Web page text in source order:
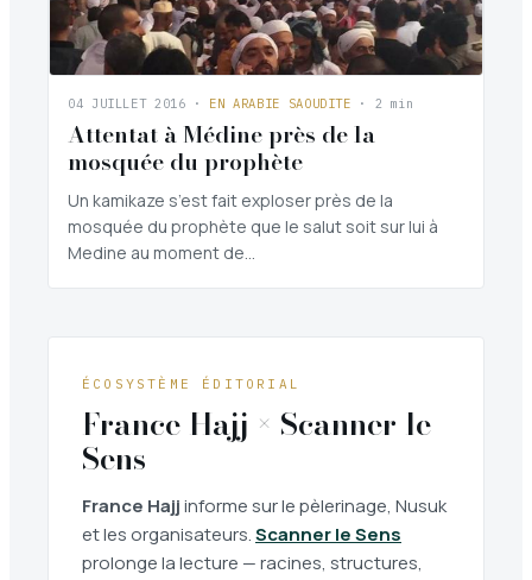
04 JUILLET 2016 · EN ARABIE SAOUDITE · 2 min
Attentat à Médine près de la
mosquée du prophète
Un kamikaze s’est fait exploser près de la
mosquée du prophète que le salut soit sur lui à
Medine au moment de…
ÉCOSYSTÈME ÉDITORIAL
France Hajj × Scanner le
Sens
France Hajjinforme sur le pèlerinage, Nusuk
et les organisateurs.Scanner le Sens
prolonge la lecture — racines, structures,